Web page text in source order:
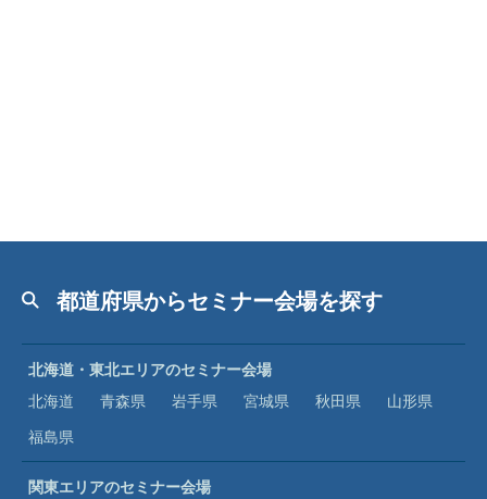
都道府県からセミナー会場を探す
北海道・東北エリアのセミナー会場
北海道
青森県 岩手県 宮城県 秋田県
山形県
福島県
関東エリアのセミナー会場